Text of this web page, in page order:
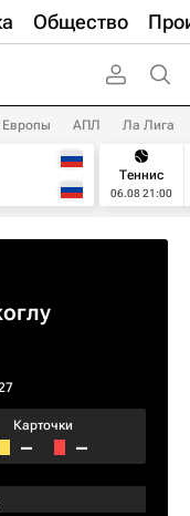
Общество
Европы АПЛ Ла Лига
Теннис
06.08 21:00
Карточки
– –